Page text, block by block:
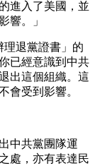
進入了美國，並
響。」
理退黨證書」的
已經意識到中共
出這個組織。這
會受到影響。
中共黨團隊運
處，亦有表達民